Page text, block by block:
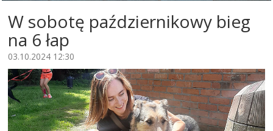
W sobotę październikowy bieg
na 6 łap
03.10.2024 12:30